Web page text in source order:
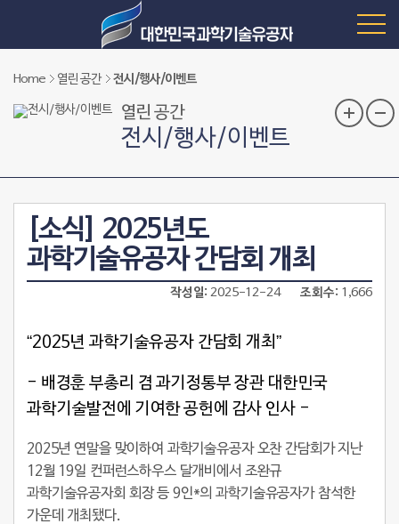
Home 열린 공간 전시/행사/이벤트
열린 공간
전시/행사/이벤트
[소식] 2025년도
과학기술유공자 간담회 개최
작성일 2025-12-24 조회수 1,666
“2025년 과학기술유공자 간담회 개최”
- 배경훈 부총리 겸 과기정통부 장관 대한민국
과학기술발전에 기여한 공헌에 감사 인사 -
2025년 연말을 맞이하여 과학기술유공자 오찬 간담회가 지난
12월 19일 컨퍼런스하우스 달개비에서 조완규
과학기술유공자회 회장 등 9인*의 과학기술유공자가 참석한
가운데 개최됐다.